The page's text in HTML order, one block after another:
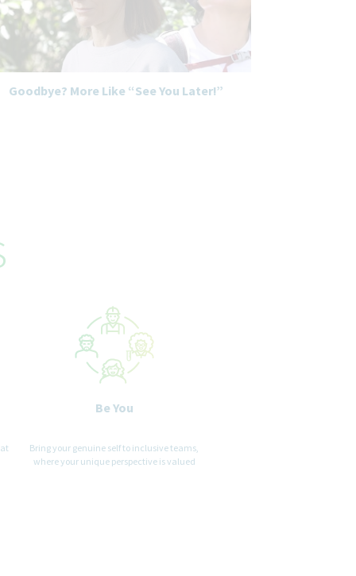
Goodbye? More Like “See You Later!”
Be You
Bring your genuine self to inclusive teams,
where your unique perspective is valued